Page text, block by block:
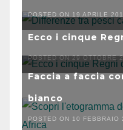
POSTED ON 19 APRILE
Ecco i cinque
POSTED ON 29 OTTOBRE
Faccia a faccia
bianco
POSTED ON 10 FEBBRAIO